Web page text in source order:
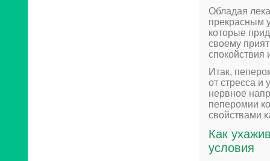
Обладая
прекрасным
которые
своему
спокойствия
Итак,
от стресса и
нервное
пеперомии
свойствами
Как
условия